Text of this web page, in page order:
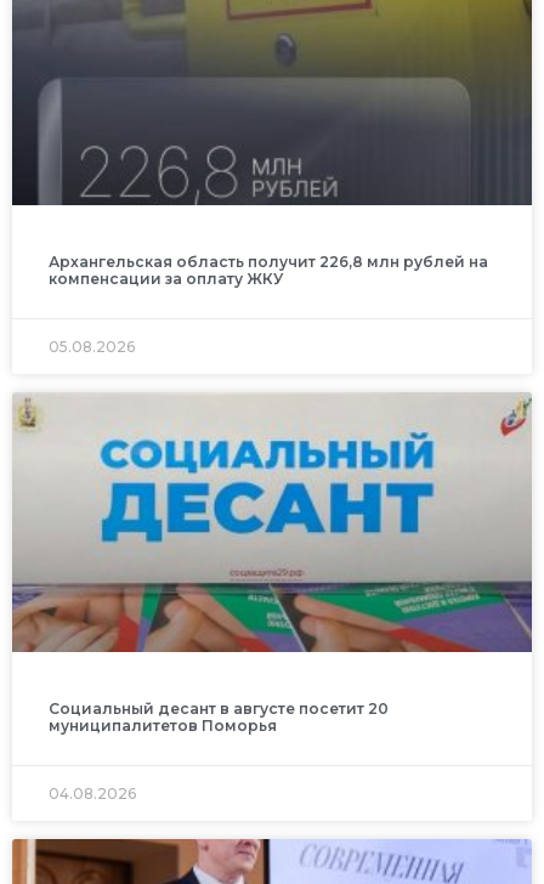
Архангельская область получит 226,8 млн рублей на
компенсации за оплату ЖКУ
05.08.2026
Социальный десант в августе посетит 20
муниципалитетов Поморья
04.08.2026